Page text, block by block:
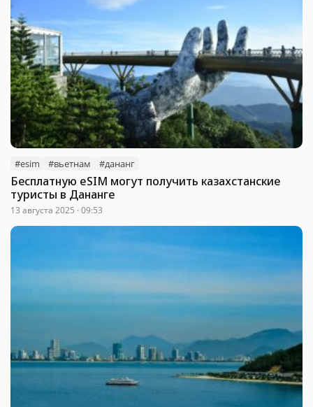
#esim #вьетнам #дананг
Бесплатную eSIM могут получить казахстанские
туристы в Дананге
13 августа 2025 · 09:53